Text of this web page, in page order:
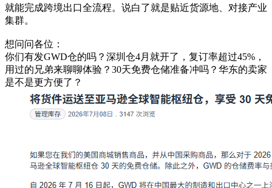
就能完成跨境出口全流程。说白了就是贴近货源地、对接产业
集群。
想问问各位：
你们有发GWD仓的吗？深圳仓4月就开了，复订率超过45%，
用过的兄弟来聊聊体验？30天免费仓储准备冲吗？华东的卖家
是不是更方便了？